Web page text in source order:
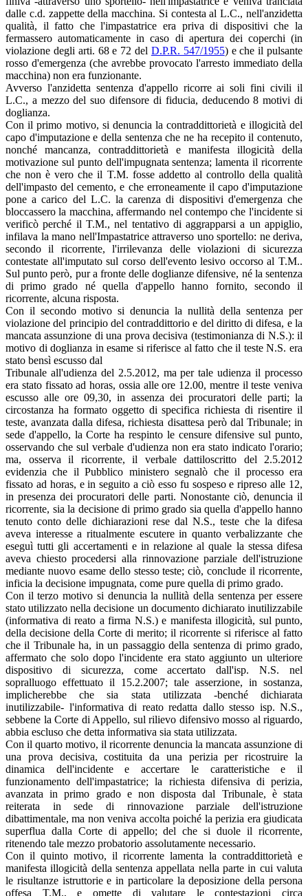
dalle c.d. zappette della macchina. Si contesta al L.C., nell'anzidetta
qualità, il fatto che l'impastatrice era priva di dispositivi che la
fermassero automaticamente in caso di apertura dei coperchi (in
violazione degli arti. 68 e 72 del D.P.R. 547/1955) e che il pulsante
rosso d'emergenza (che avrebbe provocato l'arresto immediato della
macchina) non era funzionante.
Avverso l'anzidetta sentenza d'appello ricorre ai soli fini civili il
L.C., a mezzo del suo difensore di fiducia, deducendo 8 motivi di
doglianza.
Con il primo motivo, si denuncia la contraddittorietà e illogicità del
capo d'imputazione e della sentenza che ne ha recepito il contenuto,
nonché mancanza, contraddittorietà e manifesta illogicità della
motivazione sul punto dell'impugnata sentenza; lamenta il ricorrente
che non è vero che il T.M. fosse addetto al controllo della qualità
dell'impasto del cemento, e che erroneamente il capo d'imputazione
pone a carico del L.C. la carenza di dispositivi d'emergenza che
bloccassero la macchina, affermando nel contempo che l'incidente si
verificò perché il T.M., nel tentativo di aggrapparsi a un appiglio,
infilava la mano nell'Impastatrice attraverso uno sportello: ne deriva,
secondo il ricorrente, l'irrilevanza delle violazioni di sicurezza
contestate all'imputato sul corso dell'evento lesivo occorso al T.M..
Sul punto però, pur a fronte delle doglianze difensive, né la sentenza
di primo grado né quella d'appello hanno fornito, secondo il
ricorrente, alcuna risposta.
Con il secondo motivo si denuncia la nullità della sentenza per
violazione del principio del contraddittorio e del diritto di difesa, e la
mancata assunzione di una prova decisiva (testimonianza di N.S.): il
motivo di doglianza in esame si riferisce al fatto che il teste N.S. era
stato bensì escusso dal
Tribunale all'udienza del 2.5.2012, ma per tale udienza il processo
era stato fissato ad horas, ossia alle ore 12.00, mentre il teste veniva
escusso alle ore 09,30, in assenza dei procuratori delle parti; la
circostanza ha formato oggetto di specifica richiesta di risentire il
teste, avanzata dalla difesa, richiesta disattesa però dal Tribunale; in
sede d'appello, la Corte ha respinto le censure difensive sul punto,
osservando che sul verbale d'udienza non era stato indicato l'orario;
ma, osserva il ricorrente, il verbale dattiloscritto del 2.5.2012
evidenzia che il Pubblico ministero segnalò che il processo era
fissato ad horas, e in seguito a ciò esso fu sospeso e ripreso alle 12,
in presenza dei procuratori delle parti. Nonostante ciò, denuncia il
ricorrente, sia la decisione di primo grado sia quella d'appello hanno
tenuto conto delle dichiarazioni rese dal N.S., teste che la difesa
aveva interesse a ritualmente escutere in quanto verbalizzante che
eseguì tutti gli accertamenti e in relazione al quale la stessa difesa
aveva chiesto procedersi alla rinnovazione parziale dell'istruzione
mediante nuovo esame dello stesso teste; ciò, conclude il ricorrente,
inficia la decisione impugnata, come pure quella di primo grado.
Con il terzo motivo si denuncia la nullità della sentenza per essere
stato utilizzato nella decisione un documento dichiarato inutilizzabile
(informativa di reato a firma N.S.) e manifesta illogicità, sul punto,
della decisione della Corte di merito; il ricorrente si riferisce al fatto
che il Tribunale ha, in un passaggio della sentenza di primo grado,
affermato che solo dopo l'incidente era stato aggiunto un ulteriore
dispositivo di sicurezza, come accertato dall'isp. N.S. nel
sopralluogo effettuato il 15.2.2007; tale asserzione, in sostanza,
implicherebbe che sia stata utilizzata -benché dichiarata
inutilizzabile- l'informativa di reato redatta dallo stesso isp. N.S.,
sebbene la Corte di Appello, sul rilievo difensivo mosso al riguardo,
abbia escluso che detta informativa sia stata utilizzata.
Con il quarto motivo, il ricorrente denuncia la mancata assunzione di
una prova decisiva, costituita da una perizia per ricostruire la
dinamica dell'incidente e accertare le caratteristiche e il
funzionamento dell'impastatrice; la richiesta difensiva di perizia,
avanzata in primo grado e non disposta dal Tribunale, è stata
reiterata in sede di rinnovazione parziale dell'istruzione
dibattimentale, ma non veniva accolta poiché la perizia era giudicata
superflua dalla Corte di appello; del che si duole il ricorrente,
ritenendo tale mezzo probatorio assolutamente necessario.
Con il quinto motivo, il ricorrente lamenta la contraddittorietà e
manifesta illogicità della sentenza appellata nella parte in cui valuta
le risultanze istruttorie e in particolare la deposizione della persona
offesa T.M., e omette di valutare le contestazioni circa